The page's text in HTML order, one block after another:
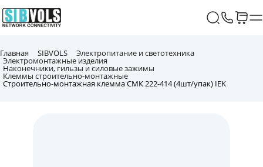
Главная SIBVOLS Электропитание и светотехника
Электромонтажные изделия
Наконечники, гильзы и силовые зажимы
Клеммы строительно-монтажные
Строительно-монтажная клемма СМК 222-414 (4шт/упак) IEK